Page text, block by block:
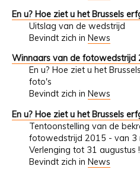
En u? Hoe ziet u het Brussels
Uitslag van de wedstrijd
Bevindt zich in News
Winnaars van de fotowedstrijd
En u? Hoe ziet u het
foto's
Bevindt zich in News
En u? Hoe ziet u het Brussels
Tentoonstelling van de
fotowedstrijd 2015 - van 3
Verlenging tot 31 augustus !
Bevindt zich in News